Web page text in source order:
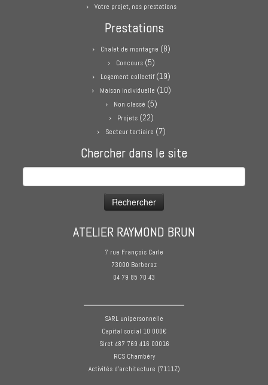
Votre projet, nos prestations
Prestations
Chalet de montagne (8)
Concours(5)
Logement collectif(19)
Maison individuelle (10)
Non classé (5)
Projets(22)
Secteur tertiaire (7)
Chercher dans le site
ATELIER RAYMOND BRUN
7 rue François Carle
73000 Barberaz
04 79 85 70 43
SARL unipersonnelle
Capital social 10 000€
Siret 487 769 416 00016
RCS Chambéry
Activités d'architecture (7111Z)